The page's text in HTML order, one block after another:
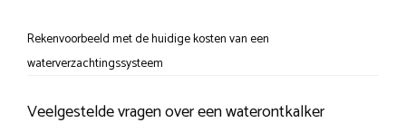
Rekenvoorbeeld met de huidige kosten van een
waterverzachtingssysteem
Veelgestelde vragen over een waterontkalker